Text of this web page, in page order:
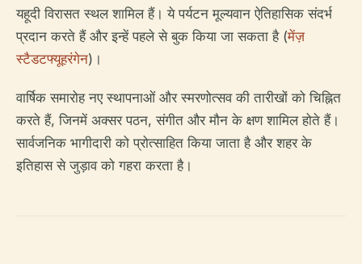
यहूदी विरासत स्थल शामिल हैं। ये पर्यटन मूल्यवान ऐतिहासिक संदर्भ
प्रदान करते हैं और इन्हें पहले से बुक किया जा सकता है (मेंज़
स्टैडटफ्यूहरंगेन)।
वार्षिक समारोह नए स्थापनाओं और स्मरणोत्सव की तारीखों को चिह्नित
करते हैं, जिनमें अक्सर पठन, संगीत और मौन के क्षण शामिल होते हैं।
सार्वजनिक भागीदारी को प्रोत्साहित किया जाता है और शहर के
इतिहास से जुड़ाव को गहरा करता है।